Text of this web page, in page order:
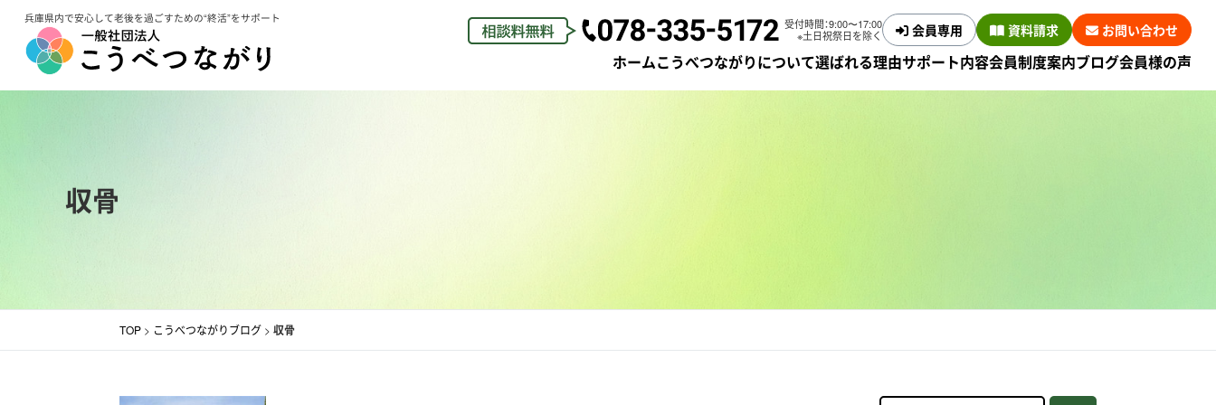
兵庫県内で安心して老後を過ごすための“終活”をサポート
受付時間：9:00〜17:00
※土日祝祭日を除く
会員専用 資料請求 お問い合わせ
ホームこうべつながりについて
スタッフ紹介
選ばれる理由サポート内容
死後事務サービス
会員制度案内
契約の流れ
ブログ会員様の声
収骨
TOP > こうべつながりブログ > 収骨